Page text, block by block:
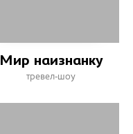
Мир наизнанку
тревел-шоу